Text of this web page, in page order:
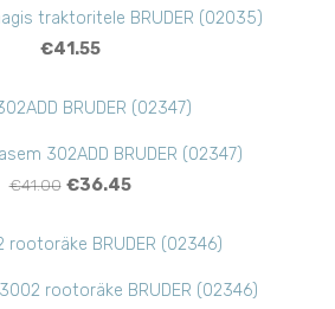
traktoritele BRUDER (02035)
€41.55
302ADD BRUDER (02347)
€41.00 €36.45
rootoräke BRUDER (02346)